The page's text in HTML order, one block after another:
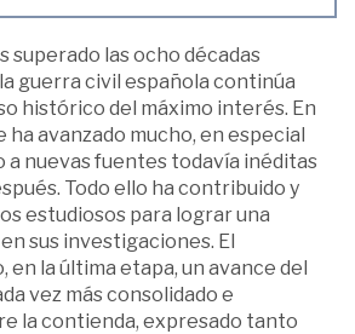
superado las ocho décadas
guerra civil española continúa
histórico del máximo interés. En
ha avanzado mucho, en especial
a nuevas fuentes todavía inéditas
Todo ello ha contribuido y
estudiosos para lograr una
sus investigaciones. El
en la última etapa, un avance del
vez más consolidado e
la contienda, expresado tanto